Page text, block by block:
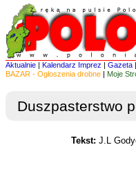
Aktualnie | Kalendarz Imprez | Gazeta |
BAZAR - Ogłoszenia drobne | Moje
Duszpasterstwo
Tekst: J.L